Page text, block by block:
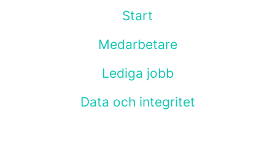
Start
Medarbetare
Lediga jobb
Data och integritet